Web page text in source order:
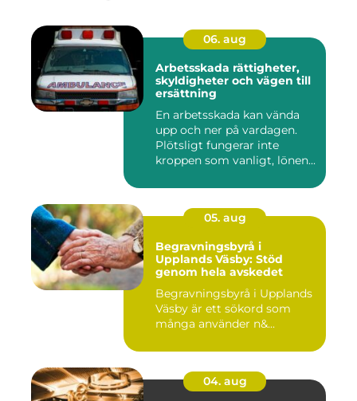
06. aug
Arbetsskada rättigheter,
skyldigheter och vägen till
ersättning
En arbetsskada kan vända
upp och ner på vardagen.
Plötsligt fungerar inte
kroppen som vanligt, lönen...
05. aug
Begravningsbyrå i
Upplands Väsby: Stöd
genom hela avskedet
Begravningsbyrå i Upplands
Väsby är ett sökord som
många använder n&...
04. aug